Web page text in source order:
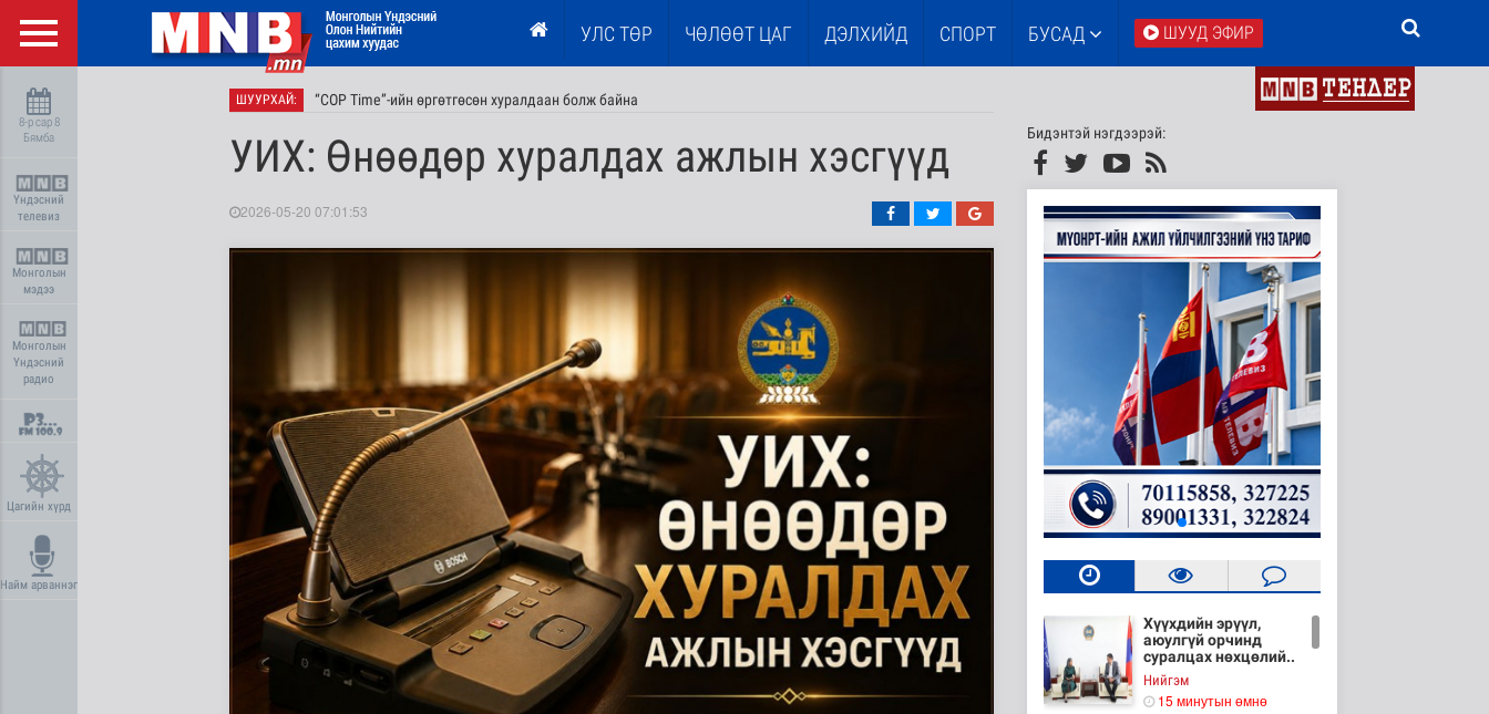
УЛС ТӨР ЧӨЛӨӨТ ЦАГ ДЭЛХИЙД СПОРТ БУСАД ШУУД ЭФИР
8-р сар 8
Бямба
Үндэсний
телевиз
Монголын
мэдээ
Монголын
Үндэсний
радио
Цагийн хүрд
Найм арваннэг
ШУУРХАЙ: “COP Time”-ийн өргөтгөсөн хуралдаан болж байна
Туул гол дээгүүр 476 метр урт гүүр барьж байна
УИХ: Өнөөдөр хуралдах ажлын хэсгүүд
2026-05-20 07:01:53
Бидэнтэй нэгдээрэй:
Хүүхдийн эрүүл,
аюулгүй орчинд
суралцах нөхцөлий..
Нийгэм
15 минутын өмнө